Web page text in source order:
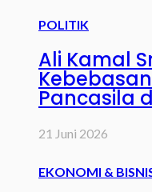
POLITIK
Ali Kamal
Pancasila
21 Juni 2026
EKONOMI &